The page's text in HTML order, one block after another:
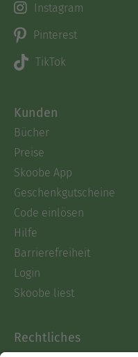
Instagram
Pinterest
TikTok
Kunden
Bücher
Preise
Skoobe App
Geschenkgutscheine
Code einlösen
Hilfe
Barrierefreiheit
Login
Skoobe liest
Rechtliches